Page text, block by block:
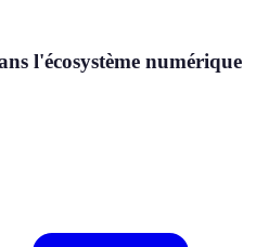
l'écosystème numérique